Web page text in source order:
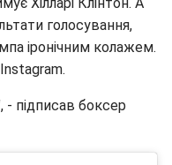
голосування,
іронічним колажем.
підписав боксер